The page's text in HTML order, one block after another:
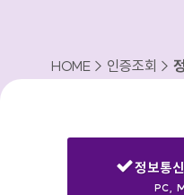
HOME > 인증조회 >
정보통
PC,